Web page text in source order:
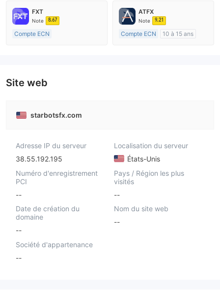
Market Making (MM)
Etiquette principale MT4
Market Making (MM)
Etiquette principale MT4
FXT
Note 8.67
Compte ECN
Etiquette principale MT4
ATFX
Note 9.21
Compte ECN
10 à 15 ans
Site web
starbotsfx.com
Adresse IP du serveur
38.55.192.195
Localisation du serveur
États-Unis
Numéro d'enregistrement
PCI
--
Pays / Région les plus
visités
--
Date de création du
domaine
--
Nom du site web
--
Société d'appartenance
--